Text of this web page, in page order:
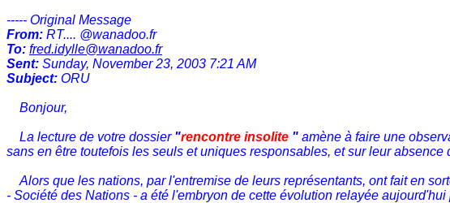
----- Original Message
From: RT.... @wanadoo.fr
To: fred.idylle@wanadoo.fr
Sent: Sunday, November 23, 2003 7:21 AM
Subject: ORU
Bonjour,
La lecture de votre dossier "rencontre insolite " amène à faire une
sans en être toutefois les seuls et uniques responsables, et sur leur
Alors que les nations, par l'entremise de leurs représentants, ont fait en
- Société des Nations - a été l'embryon de cette évolution relayée